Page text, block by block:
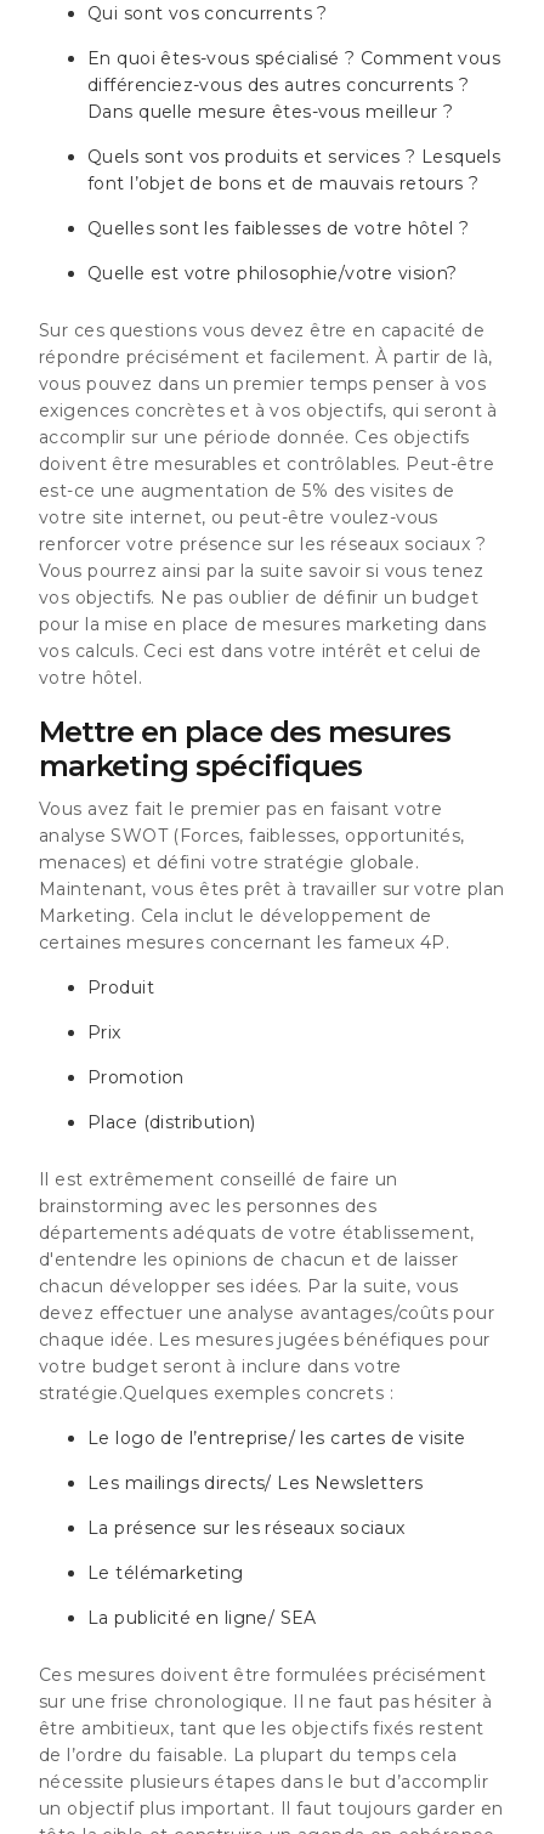
Qui sont vos concurrents ?
En quoi êtes-vous spécialisé ? Comment vous
différenciez-vous des autres concurrents ?
Dans quelle mesure êtes-vous meilleur ?
Quels sont vos produits et services ? Lesquels
font l’objet de bons et de mauvais retours ?
Quelles sont les faiblesses de votre hôtel ?
Quelle est votre philosophie/votre vision?
Sur ces questions vous devez être en capacité de
répondre précisément et facilement. À partir de là,
vous pouvez dans un premier temps penser à vos
exigences concrètes et à vos objectifs, qui seront à
accomplir sur une période donnée. Ces objectifs
doivent être mesurables et contrôlables. Peut-être
est-ce une augmentation de 5% des visites de
votre site internet, ou peut-être voulez-vous
renforcer votre présence sur les réseaux sociaux ?
Vous pourrez ainsi par la suite savoir si vous tenez
vos objectifs. Ne pas oublier de définir un budget
pour la mise en place de mesures marketing dans
vos calculs. Ceci est dans votre intérêt et celui de
votre hôtel.
Mettre en place des mesures
marketing spécifiques
Vous avez fait le premier pas en faisant votre
analyse SWOT (Forces, faiblesses, opportunités,
menaces) et défini votre stratégie globale.
Maintenant, vous êtes prêt à travailler sur votre plan
Marketing. Cela inclut le développement de
certaines mesures concernant les fameux 4P.
Produit
Prix
Promotion
Place (distribution)
Il est extrêmement conseillé de faire un
brainstorming avec les personnes des
départements adéquats de votre établissement,
d'entendre les opinions de chacun et de laisser
chacun développer ses idées. Par la suite, vous
devez effectuer une analyse avantages/coûts pour
chaque idée. Les mesures jugées bénéfiques pour
votre budget seront à inclure dans votre
stratégie.Quelques exemples concrets :
Le logo de l’entreprise/ les cartes de visite
Les mailings directs/ Les Newsletters
La présence sur les réseaux sociaux
Le télémarketing
La publicité en ligne/ SEA
Ces mesures doivent être formulées précisément
sur une frise chronologique. Il ne faut pas hésiter à
être ambitieux, tant que les objectifs fixés restent
de l’ordre du faisable. La plupart du temps cela
nécessite plusieurs étapes dans le but d’accomplir
un objectif plus important. Il faut toujours garder en